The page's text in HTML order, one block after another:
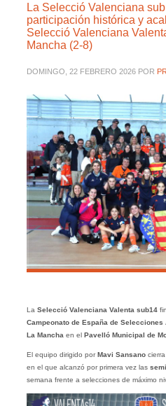
La Selecció Valenciana
participación histórica y
Selecció Valenciana
Mancha (2-8)
DOMINGO, 22 FEBRERO 2026 POR
La Selecció Valenciana Valenta sub14
Campeonato de España de Selecciones
La Mancha en el Pavelló Municipal de
El equipo dirigido porMavi Sansano
en el que alcanzó por primera vez las
semana frente a selecciones de máximo